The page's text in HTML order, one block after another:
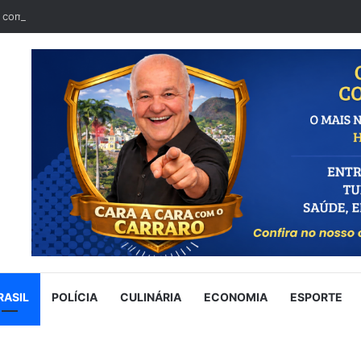
POLÍCIA CULINÁRIA ECONOMIA ESPORTE